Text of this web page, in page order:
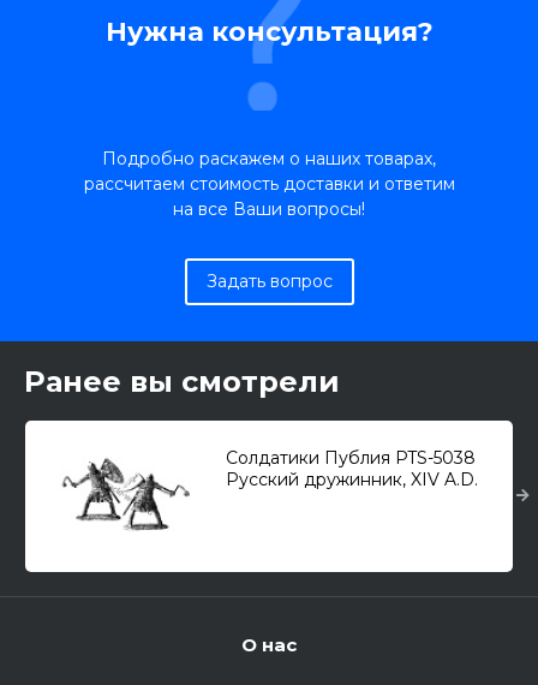
Нужна консультация?
Подробно раскажем о наших товарах,
рассчитаем стоимость доставки и ответим
на все Ваши вопросы!
Задать вопрос
Ранее вы смотрели
Солдатики Публия PTS-5038
Русский дружинник, XIV A.D.
О нас